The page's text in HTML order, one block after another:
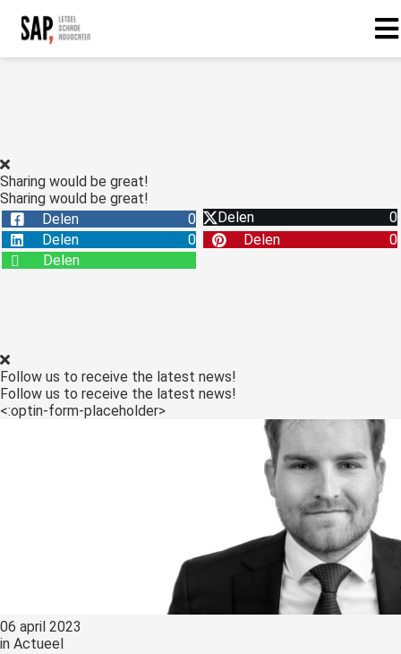
Sharing would be great!
Sharing would be great!
Delen
0 Delen
0
Delen
0 Delen
0
Delen
Follow us to receive the latest news!
Follow us to receive the latest news!
<:optin-form-placeholder>
06 april 2023
in Actueel